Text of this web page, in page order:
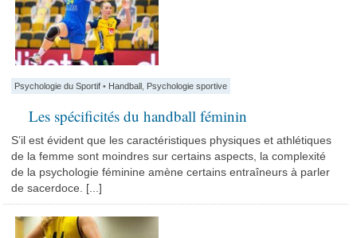
Psychologie du Sportif • Handball Psychologie sportive
Les spécificités du handball féminin
S’il est évident que les caractéristiques physiques et athlétiques
de la femme sont moindres sur certains aspects, la complexité
de la psychologie féminine amène certains entraîneurs à parler
de sacerdoce. [...]